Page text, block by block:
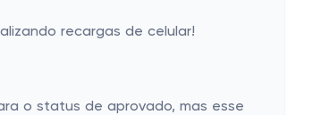
recargas de celular!
o status de aprovado, mas esse